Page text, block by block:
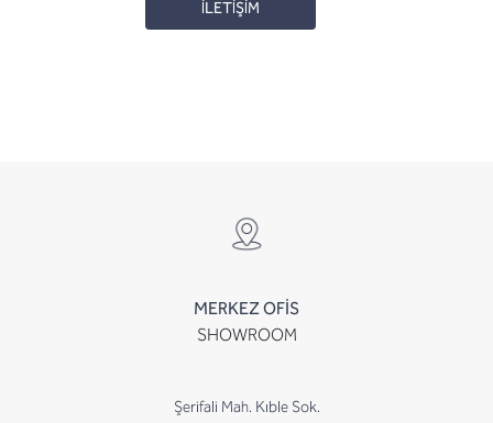
İLETİŞİM
MERKEZ OFİS
SHOWROOM
Şerifali Mah. Kıble Sok.